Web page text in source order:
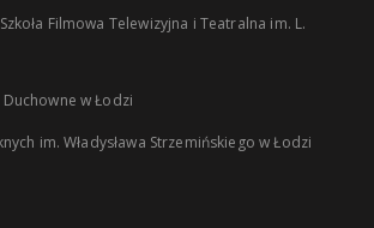
Filmowa Telewizyjna i Teatralna im. L.
w Łodzi
im. Władysława Strzemińskiego w Łodzi